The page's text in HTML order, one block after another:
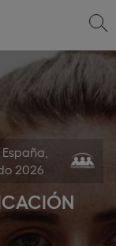
2026